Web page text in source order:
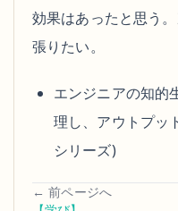
効果はあったと思う
張りたい。
エンジニアの知的
理し、アウトプッ
シリーズ)
← 前ページへ